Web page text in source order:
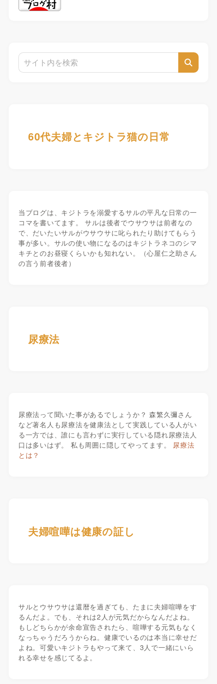
60代夫婦とキジトラ猫の日常
当ブログは、キジトラを溺愛するサルの平凡な日常の一
コマを書いてます。 サルは後者でウサウサは前者なの
で、だいたいサルがウサウサに叱られたり助けてもらう
事が多い。サルの使い物になるのはキジトラネコのシマ
キチとのお昼寝くらいかも知れない。（心屋仁之助さん
の言う前者後者）
尿療法
尿療法って聞いた事があるでしょうか？ 森繁久彌さん
など著名人も尿療法を健康法として実践している人がい
る一方では、誰にも言わずに実行している隠れ尿療法人
口は多いはず。 私も周囲に隠してやってます。 尿療法
とは？
夫婦喧嘩は健康の証し
サルとウサウサは還暦を過ぎても、たまに夫婦喧嘩をす
るんだよ。でも、それは2人が元気だからなんだよね。
もしどちらかが余命宣告されたら、喧嘩する元気もなく
なっちゃうだろうからね。健康でいるのは本当に幸せだ
よね。可愛いキジトラもやって来て、3人で一緒にいら
れる幸せを感じてるよ。